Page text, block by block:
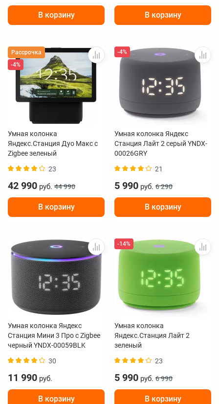
В корзину В корзину
Рассрочка
-4%
Умная колонка
Яндекс.Станция Дуо Макс с
Zigbee зеленый
23
42 990 руб. 44 990
В корзину
-4%
Умная колонка Яндекс
Станция Лайт 2 серый YNDX-
00026GRY
21
5 990 руб. 6 290
В корзину
Умная колонка Яндекс
Станция Мини 3 Про с Zigbee
черный YNDX-00059BLK
30
11 990 руб.
В корзину
-14%
Умная колонка
Яндекс.Станция Лайт 2
зеленый
23
5 990 руб. 6 990
В корзину